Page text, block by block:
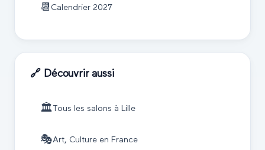
📆 Calendrier 2027
🔗 Découvrir aussi
🏛️Tous les salons à Lille
🎭Art, Cultureen France